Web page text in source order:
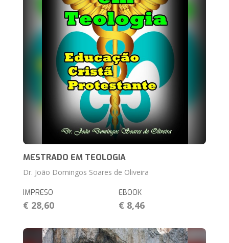
MESTRADO EM TEOLOGIA
Dr. João Domingos Soares de Oliveira
IMPRESO
€ 28,60
EBOOK
€ 8,46